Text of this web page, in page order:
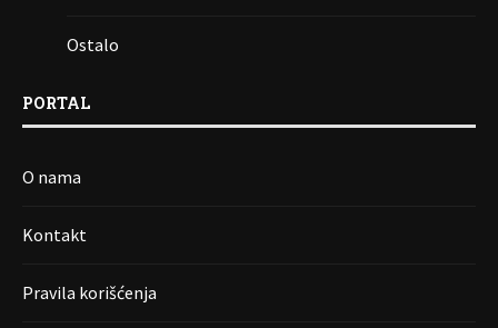
Ostalo
PORTAL
O nama
Kontakt
Pravila korišćenja